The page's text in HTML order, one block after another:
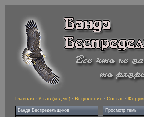
Главная · Устав (кодекс) · Вступление · Состав · Форум
Банда Беспредельщиков Просмотр темы